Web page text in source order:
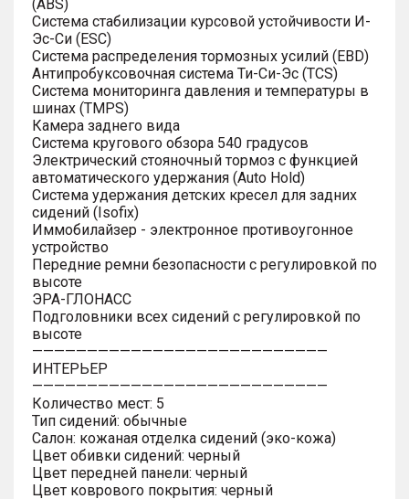
(ABS)
Система стабилизации курсовой устойчивости И-
Эс-Си (ESC)
Система распределения тормозных усилий (EBD)
Антипробуксовочная система Ти-Си-Эс (TCS)
Система мониторинга давления и температуры в
шинах (TMPS)
Камера заднего вида
Система кругового обзора 540 градусов
Электрический стояночный тормоз с функцией
автоматического удержания (Auto Hold)
Система удержания детских кресел для задних
сидений (Isofix)
Иммобилайзер - электронное противоугонное
устройство
Передние ремни безопасности с регулировкой по
высоте
ЭРА-ГЛОНАСС
Подголовники всех сидений с регулировкой по
высоте
———————————————————————————
ИНТЕРЬЕР
———————————————————————————
Количество мест: 5
Тип сидений: обычные
Салон: кожаная отделка сидений (эко-кожа)
Цвет обивки сидений: черный
Цвет передней панели: черный
Цвет коврового покрытия: черный